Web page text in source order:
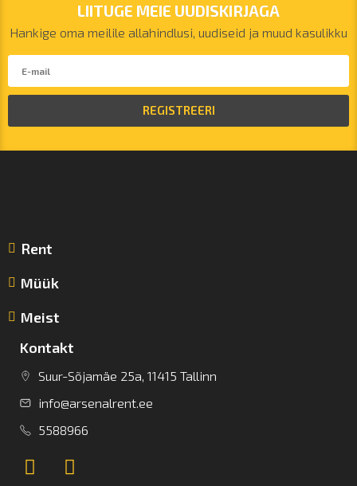
LIITUGE MEIE UUDISKIRJAGA
Hankige oma meilile allahindlusi, uudiseid ja muud kasulikku
REGISTREERI
Rent
Müük
Meist
Kontakt
Suur-Sõjamäe 25a, 11415 Tallinn
info@arsenalrent.ee
5588966